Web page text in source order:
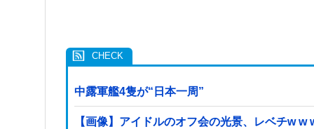
中露軍艦4隻が“日本一周”
【画像】アイドルのオフ会の光景、レベチw w